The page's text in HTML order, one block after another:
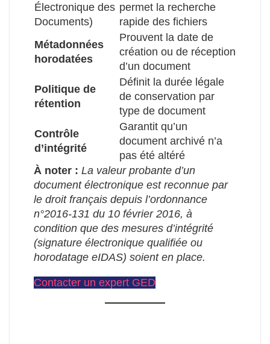
Électronique des
Documents)
permet la recherche
rapide des fichiers
Métadonnées
horodatées
Prouvent la date de
création ou de réception
d’un document
Politique de
rétention
Définit la durée légale
de conservation par
type de document
Contrôle
d’intégrité
Garantit qu’un
document archivé n’a
pas été altéré
À noter : La valeur probante d’un
document électronique est reconnue par
le droit français depuis l’ordonnance
n°2016-131 du 10 février 2016, à
condition que des mesures d’intégrité
(signature électronique qualifiée ou
horodatage eIDAS) soient en place.
Contacter un expert GED